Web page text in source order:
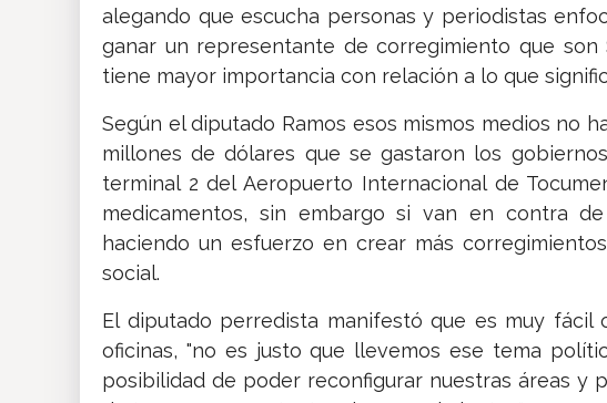
alegando que escucha personas y periodistas
ganar un representante de corregimiento que
tiene mayor importancia con relación a lo que
Según el diputado Ramos esos mismos medios no
millones de dólares que se gastaron los
terminal 2 del Aeropuerto Internacional de
medicamentos, sin embargo si van en contra
haciendo un esfuerzo en crear más
social.
El diputado perredista manifestó que es muy fácil
oficinas, "no es justo que llevemos ese tema
posibilidad de poder reconfigurar nuestras áreas y